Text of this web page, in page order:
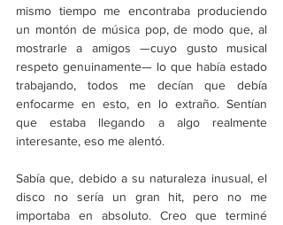
mismo tiempo me encontraba produciendo
un montón de música pop, de modo que, al
mostrarle a amigos —cuyo gusto musical
respeto genuinamente— lo que había estado
trabajando, todos me decían que debía
enfocarme en esto, en lo extraño. Sentían
que estaba llegando a algo realmente
interesante, eso me alentó.
Sabía que, debido a su naturaleza inusual, el
disco no sería un gran hit, pero no me
importaba en absoluto. Creo que terminé